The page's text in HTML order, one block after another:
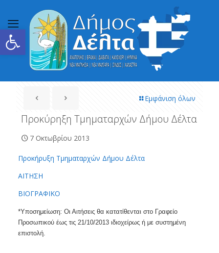
Ανοίξτε τη γραμμή εργαλείων
Εμφάνιση όλων
Προκύρηξη Τμηματαρχών Δήμου Δέλτα
7 Οκτωβρίου 2013
Προκήρυξη Τμηματαρχών Δήμου Δέλτα
ΑΙΤΗΣΗ
ΒΙΟΓΡΑΦΙΚΟ
*Υποσημείωση: Οι Αιτήσεις θα κατατίθενται στο Γραφείο
Προσωπικού έως τις 21/10/2013 ιδιοχείρως ή με συστημένη
επιστολή.